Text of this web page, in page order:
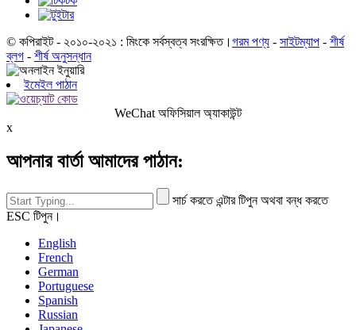
© কপিরাইট - ২০১০-২০২১ : মিংকে সর্বস্বত্ব সংরক্ষিত। গরম পণ্য - সাইটম্যাপ - শীর্ষ
ব্লগ - শীর্ষ অনুসন্ধান
ইমেইল পাঠান
WeChat অফিসিয়াল অ্যাকাউন্ট
x
আপনার বার্তা আমাদের পাঠান:
সার্চ করতে এন্টার টিপুন অথবা বন্ধ করতে
ESC টিপুন।
English
French
German
Portuguese
Spanish
Russian